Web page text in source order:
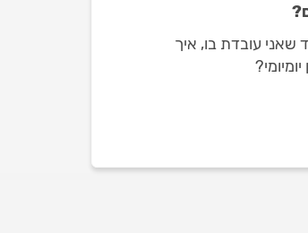
שאני עובדת בו, איך